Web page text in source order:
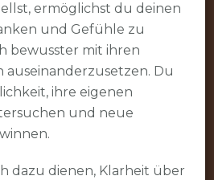
ermöglichst du deinen
und Gefühle zu
bewusster mit ihren
auseinanderzusetzen. Du
ihre eigenen
und neue
dazu dienen, Klarheit über